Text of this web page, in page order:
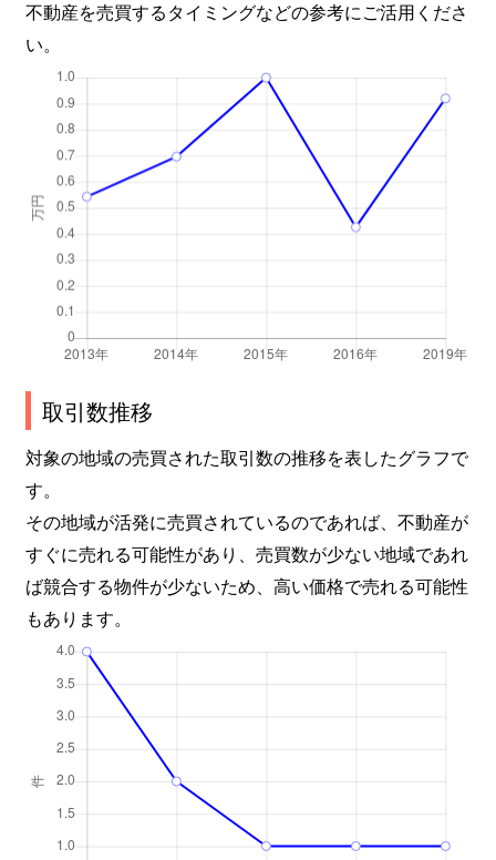
不動産を売買するタイミングなどの参考にご活用くださ
い。
取引数推移
対象の地域の売買された取引数の推移を表したグラフで
す。
その地域が活発に売買されているのであれば、不動産が
すぐに売れる可能性があり、売買数が少ない地域であれ
ば競合する物件が少ないため、高い価格で売れる可能性
もあります。